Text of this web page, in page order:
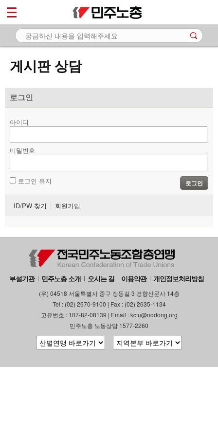
게시판 상담
로그인
아이디
비밀번호
로그인 유지 로그인
ID/PW 찾기 회원가입
부설기관 민주노총 소개 오시는 길 이용약관 개인정보처리방침
(우) 04518 서울특별시 중구 정동길 3 경향신문사 14층
Tel : (02) 2670-9100 | Fax : (02) 2635-1134
고유번호 : 107-82-08139 | Email : kctu@nodong.org
민주노총 노동상담 1577-2260
마이페이지
소개
노동상담
- 게시판 상담
- 바로보기
- 찾아보기
- 전국 노동상담소 안내
자료
부설기관